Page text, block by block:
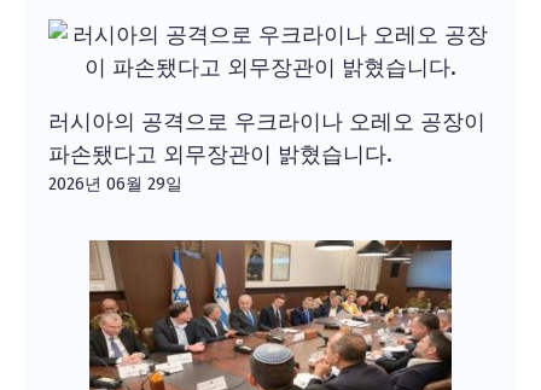
러시아의 공격으로 우크라이나 오레오 공장이
파손됐다고 외무장관이 밝혔습니다.
2026년 06월 29일